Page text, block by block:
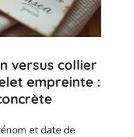
versus collier
empreinte :
et date de